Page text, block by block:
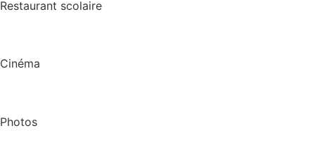
Restaurant scolaire
Cinéma
Photos